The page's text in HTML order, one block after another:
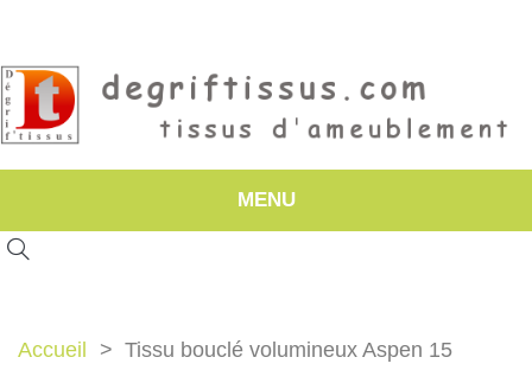
MENU
Accueil Tissu bouclé volumineux Aspen 15